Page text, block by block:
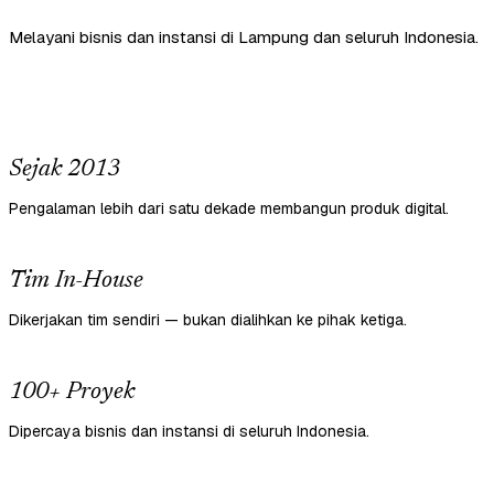
Melayani bisnis dan instansi di Lampung dan seluruh Indonesia.
Sejak 2013
Pengalaman lebih dari satu dekade membangun produk digital.
Tim In-House
Dikerjakan tim sendiri — bukan dialihkan ke pihak ketiga.
100+ Proyek
Dipercaya bisnis dan instansi di seluruh Indonesia.